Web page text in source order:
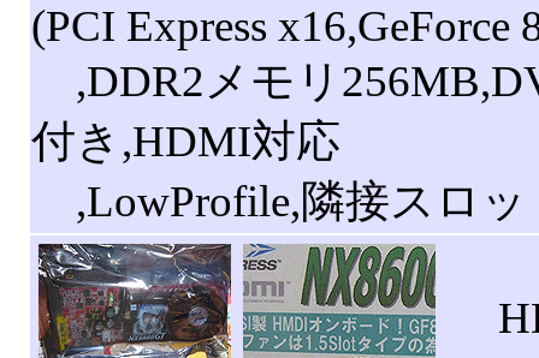
(PCI Express x16,GeForce
,DDR2メモリ
付き,HDMI対応
,LowProfile,隣接スロッ